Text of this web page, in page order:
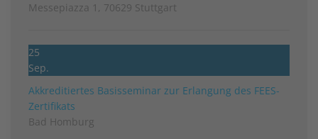
Messepiazza 1, 70629 Stuttgart
25
Sep.
Akkreditiertes Basisseminar zur Erlangung des FEES-
Zertifikats
Bad Homburg